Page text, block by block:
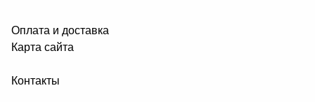
Оплата и доставка
Карта сайта
Контакты